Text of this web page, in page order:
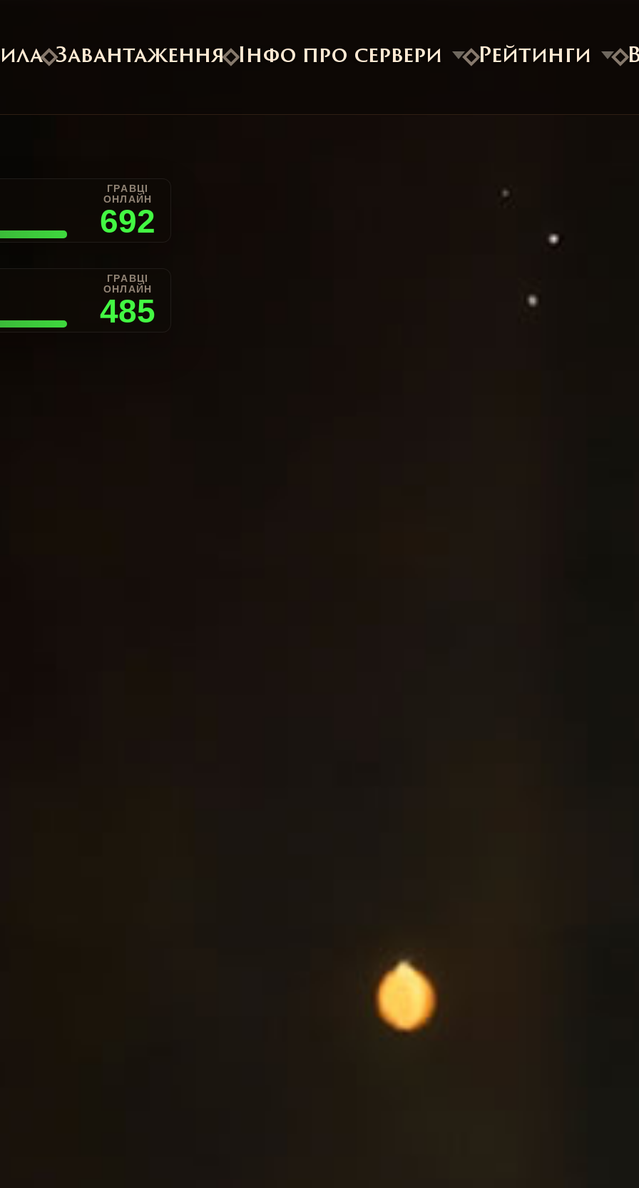
Завантаження Інфо про сервери Рейтинги
ГРАВЦІ
ОНЛАЙН
692
ГРАВЦІ
ОНЛАЙН
485